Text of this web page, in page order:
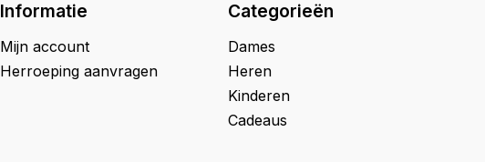
Informatie
Mijn account
Herroeping aanvragen
Categorieën
Dames
Heren
Kinderen
Cadeaus